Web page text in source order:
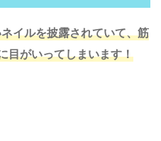
イルを披露されていて、筋
目がいってしまいます！